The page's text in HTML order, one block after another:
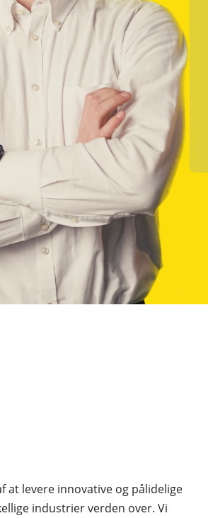
at levere innovative og pålidelige
industrier verden over. Vi